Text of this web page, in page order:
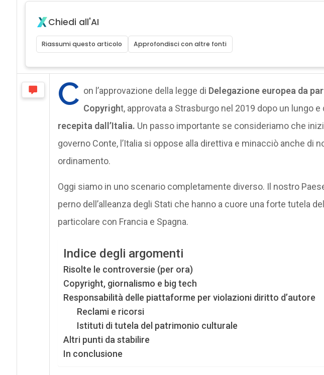
Chiedi all'AI
Riassumi questo articolo Approfondisci con altre fonti
C on l’approvazione della legge di Delegazione europea da
Copyright, approvata a Strasburgo nel 2019 dopo un lungo e
recepita dall’Italia. Un passo importante se consideriamo che
governo Conte, l’Italia si oppose alla direttiva e minacciò anche di
ordinamento.
Oggi siamo in uno scenario completamente diverso. Il nostro
perno dell’alleanza degli Stati che hanno a cuore una forte tutela
particolare con Francia e Spagna.
Indice degli argomenti
Risolte le controversie (per ora)
Copyright, giornalismo e big tech
Responsabilità delle piattaforme per violazioni diritto d’autore
Reclami e ricorsi
Istituti di tutela del patrimonio culturale
Altri punti da stabilire
In conclusione